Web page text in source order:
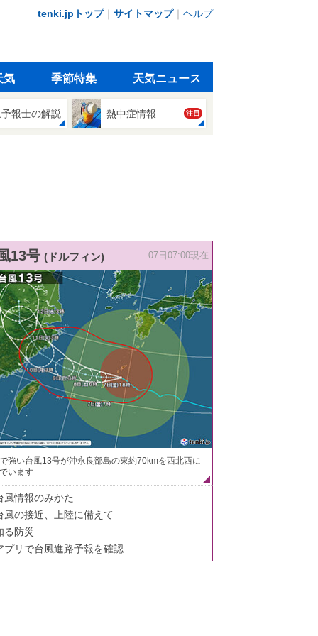
tenki.jpトップ｜ サイトマップ｜ ヘルプ
気 季節特集 天気ニュース
報士の解説 熱中症情報 注目
13号 (ドルフィン) 07日07:00現在
強い台風13号が沖永良部島の東約70kmを西北西に
います
風情報のみかた
風の接近、上陸に備えて
る防災
プリで台風進路予報を確認